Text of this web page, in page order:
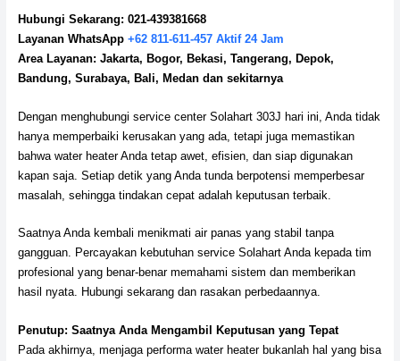
Hubungi Sekarang: 021-439381668
Layanan WhatsApp +62 811-611-457 Aktif 24 Jam
Area Layanan: Jakarta, Bogor, Bekasi, Tangerang, Depok,
Bandung, Surabaya, Bali, Medan dan sekitarnya
Dengan menghubungi service center Solahart 303J hari ini, Anda tidak
hanya memperbaiki kerusakan yang ada, tetapi juga memastikan
bahwa water heater Anda tetap awet, efisien, dan siap digunakan
kapan saja. Setiap detik yang Anda tunda berpotensi memperbesar
masalah, sehingga tindakan cepat adalah keputusan terbaik.
Saatnya Anda kembali menikmati air panas yang stabil tanpa
gangguan. Percayakan kebutuhan service Solahart Anda kepada tim
profesional yang benar-benar memahami sistem dan memberikan
hasil nyata. Hubungi sekarang dan rasakan perbedaannya.
Penutup: Saatnya Anda Mengambil Keputusan yang Tepat
Pada akhirnya, menjaga performa water heater bukanlah hal yang bisa